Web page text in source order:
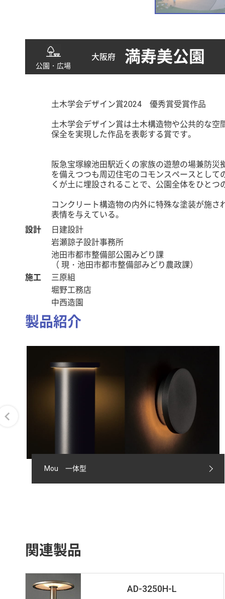
公園・広場
大阪府 満寿美公園
土木学会デザイン賞2024 優秀賞受賞作品
土木学会デザイン賞は土木構造物や公共的な
保全を実現した作品を表彰する賞です。
阪急宝塚線池田駅近くの家族の遊憩の場兼防
を備えつつも周辺住宅のコモンスペースとし
くが土に埋設されることで、公園全体をひとつ
コンクリート構造物の内外に特殊な塗装が施
表情を与えている。
設計
日建設計
岩瀬諒子設計事務所
池田市都市整備部公園みどり課
（ 現・池田市都市整備部みどり農政課）
施工
三原組
堀野工務店
中西造園
製品紹介
Mou 一体型
関連製品
AD-3250H-L